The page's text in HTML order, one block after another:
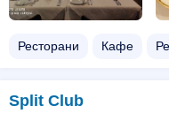
Ресторани Кафе
Split Club